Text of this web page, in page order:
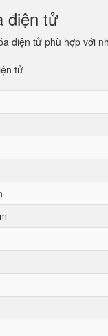
điện tử
điện tử phù hợp với